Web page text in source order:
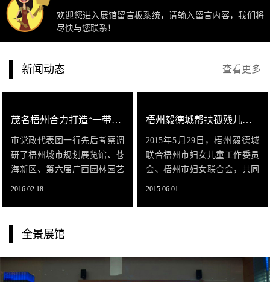
具有强烈的视觉冲击力和感染力。历史性、时代性与文
化高度统一，及高科技、智能化、生态化于一体。
欢迎您进入展馆留言板系统，请输入留言内容，我们将
尽快与您联系！
查看更多
新闻动态
茂名梧州合力打造“一带一路”经济走廊
市党政代表团一行先后考察调
研了梧州城市规划展览馆、苍
海新区、第六届广西园林园艺
行了《协议》签署仪式。市委
副书记、市长李红军致辞，并
代表我市与梧州市签署《协
议》，市委书记、市人大常委
2016.02.18
梧州毅德城帮扶孤残儿童爱心传递活动完满结束
2015年5月29日，梧州毅德城
联合梧州市妇女儿童工作委员
会、梧州市妇女联合会，共同
提前庆祝六一国际儿童节，市
投资促进局局长赖群，市妇联
2015.06.01
全景展馆